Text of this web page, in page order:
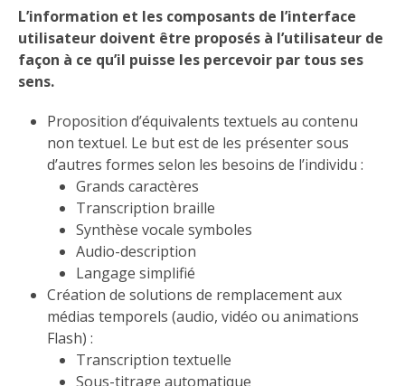
L’information et les composants de l’interface
utilisateur doivent être proposés à l’utilisateur de
façon à ce qu’il puisse les percevoir par tous ses
sens.
Proposition d’équivalents textuels au contenu
non textuel. Le but est de les présenter sous
d’autres formes selon les besoins de l’individu :
Grands caractères
Transcription braille
Synthèse vocale symboles
Audio-description
Langage simplifié
Création de solutions de remplacement aux
médias temporels (audio, vidéo ou animations
Flash) :
Transcription textuelle
Sous-titrage automatique